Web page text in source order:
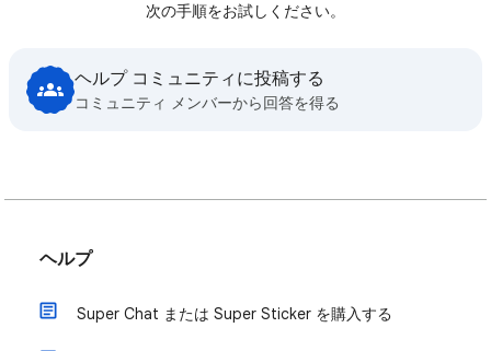
次の手順をお試しください。
ヘルプ コミュニティに投稿する
コミュニティ メンバーから回答を得る
ヘルプ
Super Chat または Super Sticker を購入する